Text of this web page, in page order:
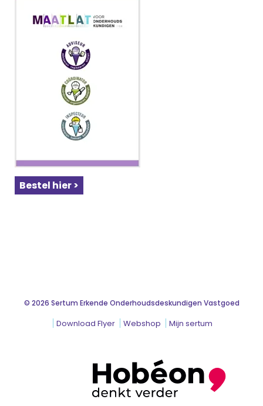
Bestel hier >
© 2026 Sertum Erkende Onderhoudsdeskundigen Vastgoed
Download Flyer Webshop Mijn sertum